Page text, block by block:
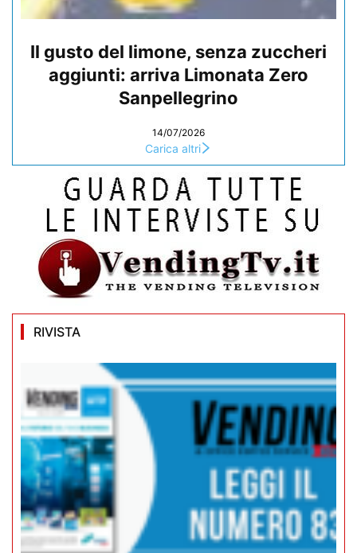
Il gusto del limone, senza zuccheri
aggiunti: arriva Limonata Zero
Sanpellegrino
14/07/2026
Carica altri
RIVISTA